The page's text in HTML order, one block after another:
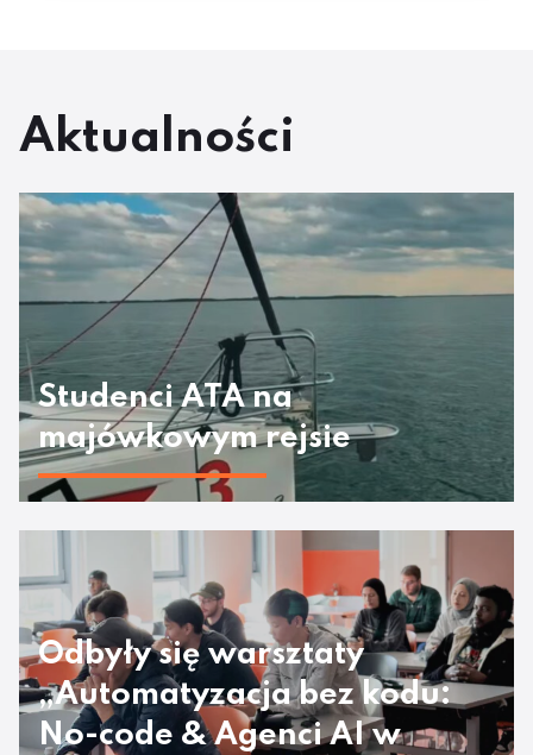
Aktualności
Studenci ATA na
majówkowym rejsie
Odbyły się warsztaty
„Automatyzacja bez kodu:
No-code & Agenci AI w